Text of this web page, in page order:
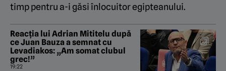
timp pentru a-i găsi înlocuitor egipteanului.
Reacția lui Adrian Mititelu după
ce Juan Bauza a semnat cu
Levadiakos: „Am somat clubul
grec!”
19:22